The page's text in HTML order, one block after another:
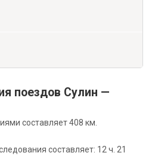
поездов Сулин —
составляет 408 км.
составляет: 12 ч. 21